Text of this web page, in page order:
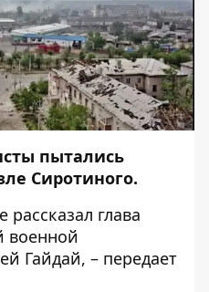
пытались
Сиротиного.
рассказал глава
военной
Гайдай, – передает